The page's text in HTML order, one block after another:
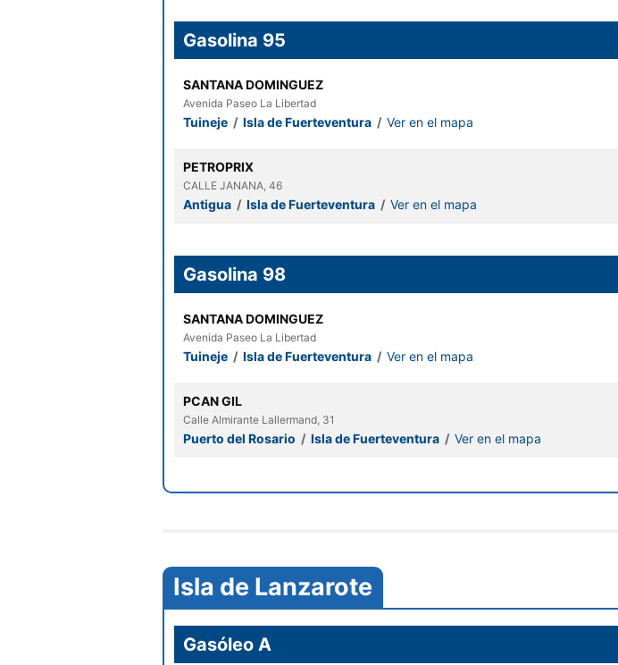
Gasolina 95
SANTANA DOMINGUEZ
Avenida Paseo La Libertad
Tuineje / Isla de Fuerteventura / Ver en el mapa
PETROPRIX
CALLE JANANA, 46
Antigua / Isla de Fuerteventura / Ver en el mapa
Gasolina 98
SANTANA DOMINGUEZ
Avenida Paseo La Libertad
Tuineje / Isla de Fuerteventura / Ver en el mapa
PCAN GIL
Calle Almirante Lallermand, 31
Puerto del Rosario / Isla de Fuerteventura / Ver en el mapa
Isla de Lanzarote
Gasóleo A